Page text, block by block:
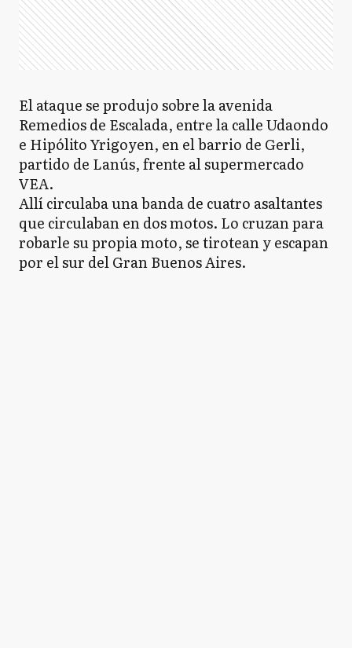
El ataque se produjo sobre la avenida
Remedios de Escalada, entre la calle Udaondo
e Hipólito Yrigoyen, en el barrio de Gerli,
partido de Lanús, frente al supermercado
VEA.
Allí circulaba una banda de cuatro asaltantes
que circulaban en dos motos. Lo cruzan para
robarle su propia moto, se tirotean y escapan
por el sur del Gran Buenos Aires.